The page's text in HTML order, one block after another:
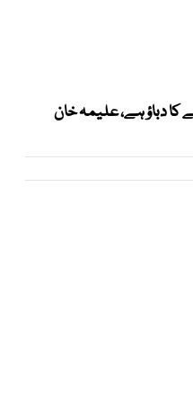
کا دباؤ ہے، علیمہ خان